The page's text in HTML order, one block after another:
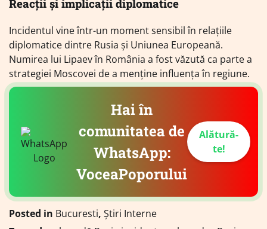
Reacții și implicații diplomatice
Incidentul vine într-un moment sensibil în relațiile
diplomatice dintre Rusia și Uniunea Europeană.
Numirea lui Lipaev în România a fost văzută ca parte a
strategiei Moscovei de a menține influența în regiune.
Hai în
comunitatea de
WhatsApp:
VoceaPoporului
Alătură-
te!
Posted in Bucuresti, Știri Interne